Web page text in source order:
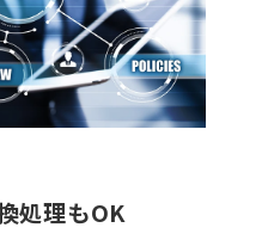
処理もOK